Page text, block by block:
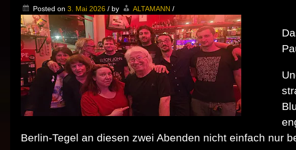
Posted on 3. Mai 2026 / by ALTAMANN /
Berlin‑Tegel an diesen zwei Abenden nicht einfach nur